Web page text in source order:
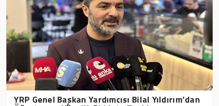
YRP Genel Başkan Yardımcısı Bilal Yıldırım’dan